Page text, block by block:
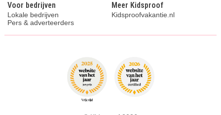
Voor bedrijven
Lokale bedrijven
Pers & adverteerders
Meer Kidsproof
Kidsproofvakantie.nl